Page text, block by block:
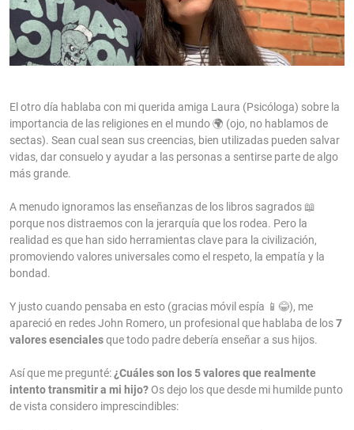
El otro día hablaba con mi querida amiga Laura (Psicóloga) sobre la
importancia de las religiones en el mundo 🌍 (ojo, no hablamos de
sectas). Sean cual sean sus creencias, bien utilizadas pueden salvar
vidas, dar consuelo y ayudar a las personas a sentirse parte de algo
más grande.
A menudo ignoramos las enseñanzas de los libros sagrados 📖
porque nos distraemos con la jerarquía que los rodea. Pero la
realidad es que han sido herramientas clave para la civilización,
promoviendo valores universales como el respeto, la empatía y la
bondad.
Y justo cuando pensaba en esto (gracias móvil espía 📱😂), me
apareció en redes John Romero, un profesional que hablaba de los7
valores esencialesque todo padre debería enseñar a sus hijos.
Así que me pregunté: ¿Cuáles son los 5 valores que realmente
intento transmitir a mi hijo? Os dejo los que desde mi humilde punto
de vista considero imprescindibles: